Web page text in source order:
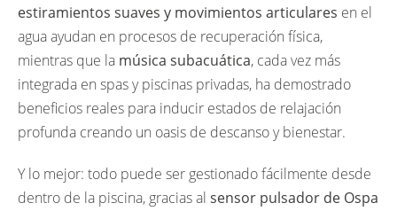
estiramientos suaves y movimientos articulares en el
agua ayudan en procesos de recuperación física,
mientras que la música subacuática, cada vez más
integrada en spas y piscinas privadas, ha demostrado
beneficios reales para inducir estados de relajación
profunda creando un oasis de descanso y bienestar.
Y lo mejor: todo puede ser gestionado fácilmente desde
dentro de la piscina, gracias al sensor pulsador de Ospa